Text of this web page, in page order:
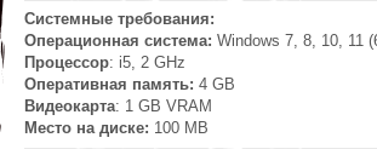
Системные требования:
Операционная система: Windows 7, 8, 10, 11
Процессор: i5, 2 GHz
Оперативная память: 4 GB
Видеокарта: 1 GB VRAM
Место на диске: 100 MB